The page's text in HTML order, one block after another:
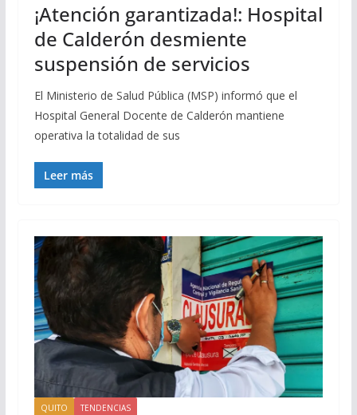
¡Atención garantizada!: Hospital
de Calderón desmiente
suspensión de servicios
El Ministerio de Salud Pública (MSP) informó que el
Hospital General Docente de Calderón mantiene
operativa la totalidad de sus
Leer más
QUITO TENDENCIAS